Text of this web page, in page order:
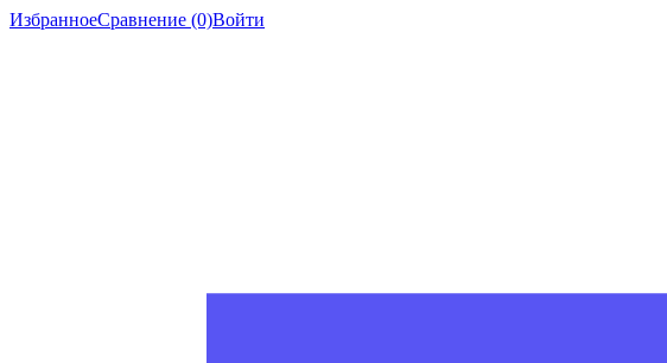
ИзбранноеСравнение (0)Войти